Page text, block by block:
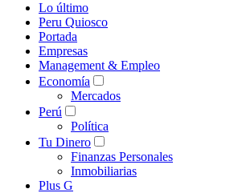
Lo último
Peru Quiosco
Portada
Empresas
Management & Empleo
Economía
Mercados
Perú
Política
Tu Dinero
Finanzas Personales
Inmobiliarias
Plus G